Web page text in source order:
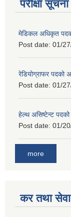
परीक्षा सूचना
मेडिकल अधिकृत
Post date: 01/
रेडियोग्राफर पदको
Post date: 01/
हेल्थ असिष्टेन्ट
Post date: 01/
more
कर तथा